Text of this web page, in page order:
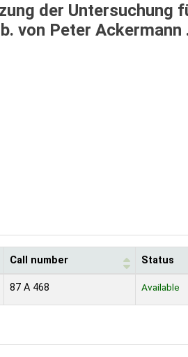
der Untersuchung
von Peter Ackermann
Call number Status
87 A 468 Available